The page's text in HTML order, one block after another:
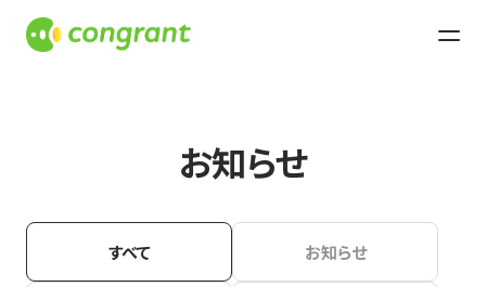
お知らせ
すべて お知らせ